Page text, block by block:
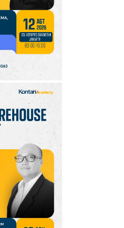
Rp37.900
50%